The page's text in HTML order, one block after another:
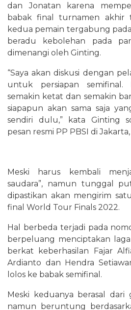
dan Jonatan karena
babak final turnamen akhir
kedua pemain tergabung
beradu kebolehan pada
dimenangi oleh Ginting.
“Saya akan diskusi dengan
untuk persiapan semifinal.
semakin ketat dan semakin
siapapun akan sama saja
sendiri dulu,” kata Ginting
pesan resmi PP PBSI di
Meski harus kembali
saudara”, namun tunggal
dipastikan akan mengirim
final World Tour Finals 2022.
Hal berbeda terjadi pada
berpeluang menciptakan laga
berkat keberhasilan Fajar
Ardianto dan Hendra
lolos ke babak semifinal.
Meski keduanya berasal
namun beruntung